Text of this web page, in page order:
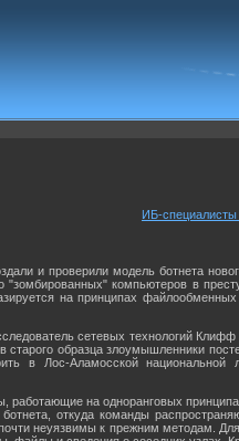
ИБ-специалисты
и проверили модель ботнета
"зомбированных" компьютеров в
на принципах
сетевых технологий
образца злоумышленники
в Лос-Аламосской национальной
на одноранговых
откуда команды
неуязвимы к прежним методам.